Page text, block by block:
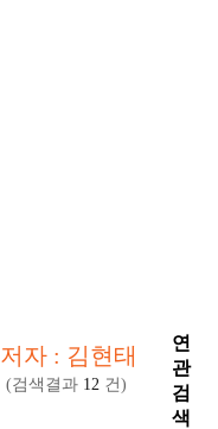
저자 : 김현태
(검색결과 12 건)
연
관
검
색